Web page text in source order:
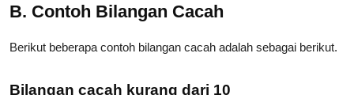
B. Contoh Bilangan Cacah
Berikut beberapa contoh bilangan cacah adalah sebagai berikut.
Bilangan cacah kurang dari 10